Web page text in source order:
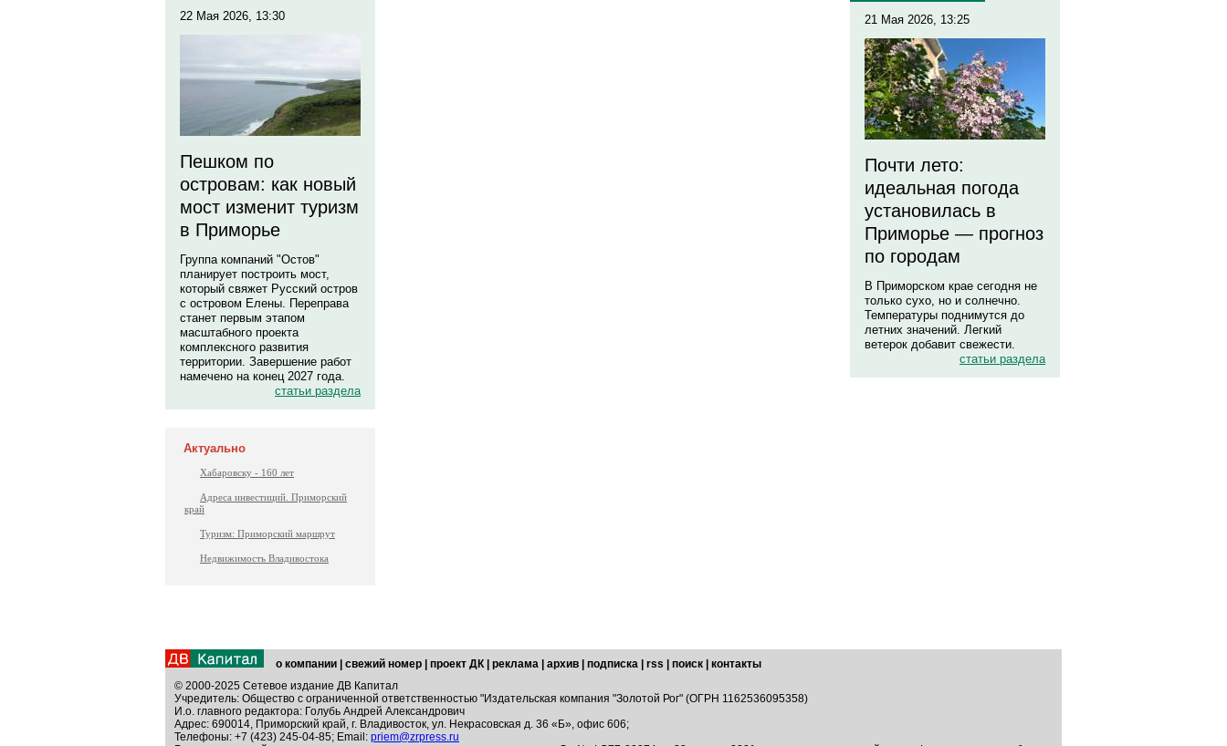
22 Мая 2026, 13:30
Пешком по
островам: как новый
мост изменит туризм
в Приморье
Группа компаний "Остов"
планирует построить мост,
который свяжет Русский остров
с островом Елены. Переправа
станет первым этапом
масштабного проекта
комплексного развития
территории. Завершение работ
намечено на конец 2027 года.
статьи раздела
Актуально
Хабаровску - 160 лет
Адреса инвестиций. Приморский
край
Туризм: Приморский маршрут
Недвижимость Владивостока
21 Мая 2026, 13:25
Почти лето:
идеальная погода
установилась в
Приморье — прогноз
по городам
В Приморском крае сегодня не
только сухо, но и солнечно.
Температуры поднимутся до
летних значений. Легкий
ветерок добавит свежести.
статьи раздела
о компании свежий номер проект ДК реклама архив подписка rss поиск
контакты
© 2000-2025 Сетевое издание ДВ Капитал
Учредитель: Общество с ограниченной ответственностью "Издательская компания "Золотой Рог" (ОГРН 1162536095358)
И.о. главного редактора: Голубь Андрей Александрович
Адрес: 690014, Приморский край, г. Владивосток, ул. Некрасовская д. 36 «Б», офис 606;
Телефоны: +7 (423) 245-04-85; Email: priem@zrpress.ru